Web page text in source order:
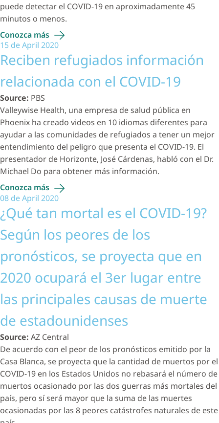
puede detectar el COVID-19 en aproximadamente 45
minutos o menos.
Conozca más
15 de April 2020
Reciben refugiados información
relacionada con el COVID-19
Source: PBS
Valleywise Health, una empresa de salud pública en
Phoenix ha creado videos en 10 idiomas diferentes para
ayudar a las comunidades de refugiados a tener un mejor
entendimiento del peligro que presenta el COVID-19. El
presentador de Horizonte, José Cárdenas, habló con el Dr.
Michael Do para obtener más información.
Conozca más
08 de April 2020
¿Qué tan mortal es el COVID-19?
Según los peores de los
pronósticos, se proyecta que en
2020 ocupará el 3er lugar entre
las principales causas de muerte
de estadounidenses
Source: AZ Central
De acuerdo con el peor de los pronósticos emitido por la
Casa Blanca, se proyecta que la cantidad de muertos por el
COVID-19 en los Estados Unidos no rebasará el número de
muertos ocasionado por las dos guerras más mortales del
país, pero sí será mayor que la suma de las muertes
ocasionadas por las 8 peores catástrofes naturales de este